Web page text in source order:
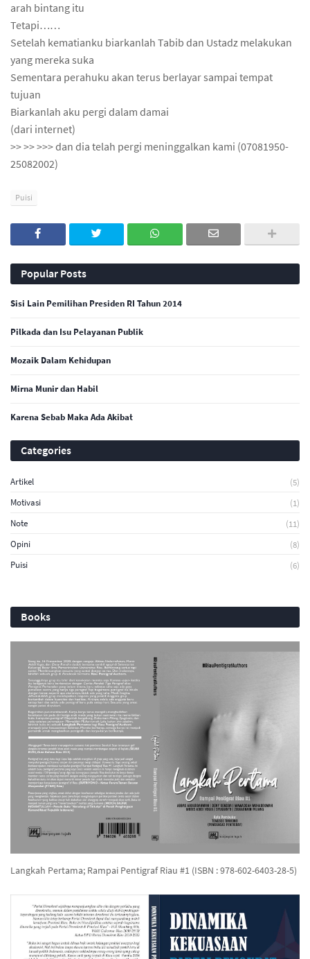
arah bintang itu
Tetapi……
Setelah kematianku biarkanlah Tabib dan Ustadz melakukan
yang mereka suka
Sementara perahuku akan terus berlayar sampai tempat
tujuan
Biarkanlah aku pergi dalam damai
(dari internet)
>> >> >>> dan dia telah pergi meninggalkan kami (07081950-
25082002)
Puisi
Popular Posts
Sisi Lain Pemilihan Presiden RI Tahun 2014
Pilkada dan Isu Pelayanan Publik
Mozaik Dalam Kehidupan
Mirna Munir dan Habil
Karena Sebab Maka Ada Akibat
Categories
Artikel
(5)
Motivasi
(1)
Note
(11)
Opini
(8)
Puisi
(6)
Books
Langkah Pertama; Rampai Pentigraf Riau #1 (ISBN : 978-602-6403-28-5)